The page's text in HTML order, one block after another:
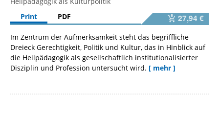
Print
PDF 27,94 €
Im Zentrum der Aufmerksamkeit steht das begriffliche
Dreieck Gerechtigkeit, Politik und Kultur, das in Hinblick auf
die Heilpädagogik als gesellschaftlich institutionalisierter
Disziplin und Profession untersucht wird. [ mehr ]